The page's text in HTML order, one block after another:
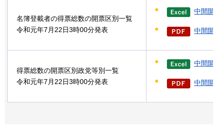
名簿登載者の得票総数の開票区別一覧
令和元年7月22日3時00分発表
中間開
中間開
得票総数の開票区別政党等別一覧
令和元年7月22日3時00分発表
中間開
中間開